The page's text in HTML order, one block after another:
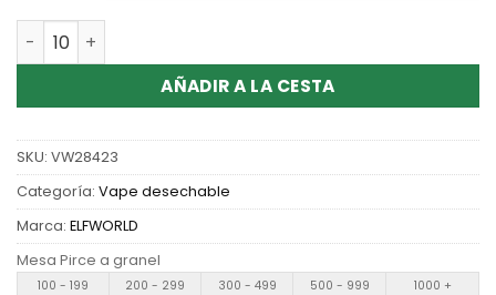
Cantidad Wholesale Elfworld MX 25000 Dual modes
AÑADIR A LA CESTA
SKU: VW28423
Categoría: Vape desechable
Marca: ELFWORLD
Mesa Pirce a granel
100 - 199 200 - 299 300 - 499 500 - 999 1000 +